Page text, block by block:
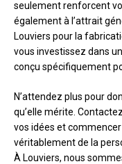
seulement renforcent
également à l’attrait
Louviers pour la
vous investissez dans
conçu spécifiquement
N’attendez plus pour
qu’elle mérite.
vos idées et
véritablement de la
À Louviers, nous